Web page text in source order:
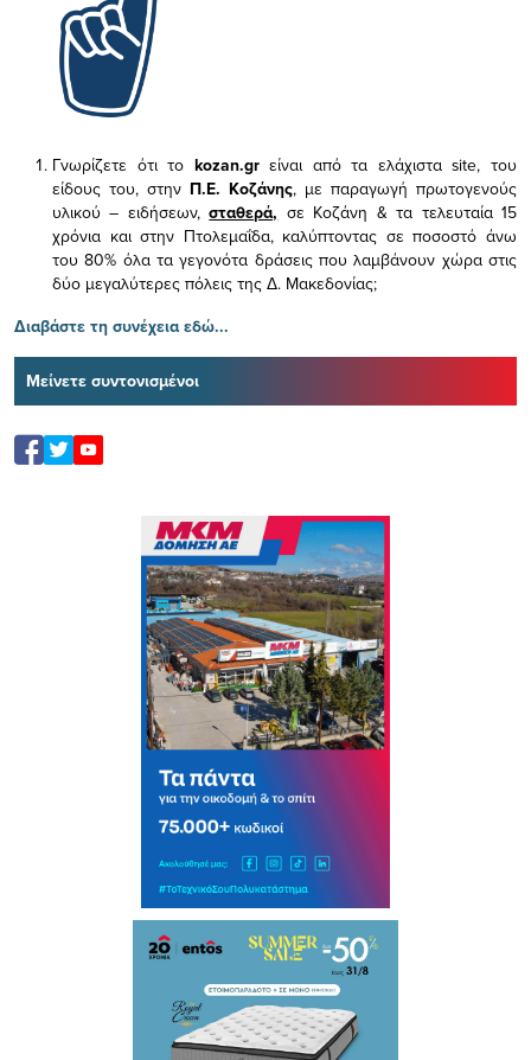
Γνωρίζετε ότι το kozan.gr είναι από τα ελάχισταsite, του
είδους του, στην Π.Ε. Κοζάνης, με παραγωγή πρωτογενούς
υλικού – ειδήσεων,σταθερά, σε Κοζάνη & τα τελευταία 15
χρόνια και στην Πτολεμαΐδα, καλύπτοντας σε ποσοστό άνω
του 80% όλα τα γεγονότα δράσεις που λαμβάνουν χώρα στις
δύο μεγαλύτερες πόλεις της Δ. Μακεδονίας;
Διαβάστε τη συνέχεια εδώ...
Μείνετε συντονισμένοι